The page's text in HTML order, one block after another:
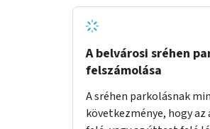
A belvárosi sréhen
felszámolása
A sréhen parkolásnak
következménye, hogy az